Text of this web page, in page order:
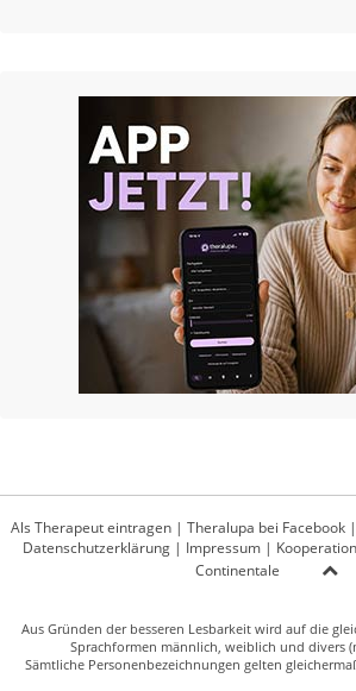
Als Therapeut eintragen | Theralupa bei Facebook |
Datenschutzerklärung| Impressum|
Continentale
Aus Gründen der besseren Lesbarkeit wird auf die
Sprachformen männlich, weiblich und divers
Sämtliche Personenbezeichnungen gelten